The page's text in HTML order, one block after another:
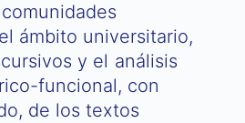
ámbito universitario,
y el análisis
funcional, con
de los textos